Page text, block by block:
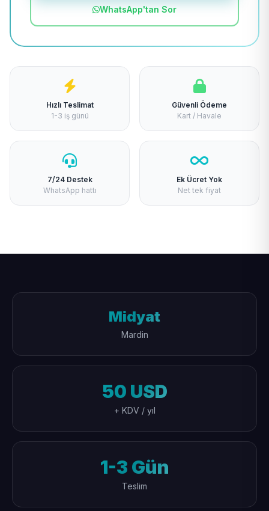
WhatsApp'tan Sor
Hızlı Teslimat
1-3 iş günü
Güvenli Ödeme
Kart / Havale
7/24 Destek
WhatsApp hattı
Ek Ücret Yok
Net tek fiyat
Midyat
Mardin
50 USD
+ KDV / yıl
1-3 Gün
Teslim